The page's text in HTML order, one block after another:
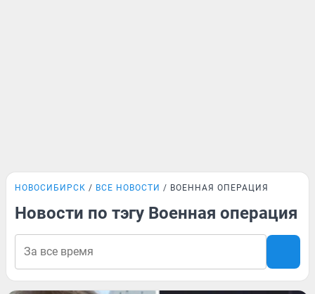
НОВОСИБИРСК ВСЕ НОВОСТИ ВОЕННАЯ ОПЕРАЦИЯ
Новости по тэгу Военная операция